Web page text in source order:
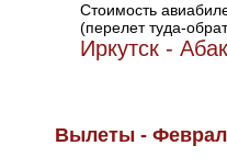
Стоимость
(перелет туда-
Иркутск -
Вылеты -